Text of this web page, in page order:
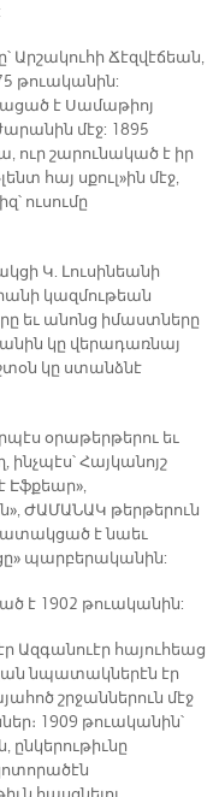
Արշակուհի Ճէզվէճեան,
թուականին:
է Սամաթիոյ
մէջ: 1895
ուր շարունակած է իր
հայ սքուլ»ին մէջ,
ուսումը
Կ. Լուսինեանի
կազմութեան
եւ անոնց իմաստները
կը վերադառնայ
կը ստանձնէ
օրաթերթերու եւ
Հայկանոյշ
Էֆքեար»,
ԺԱՄԱՆԱԿ թերթերուն
է նաեւ
պարբերականին:
է 1902 թուականին:
Ազգանուէր հայուհեաց
նպատակներէն էր
շրջաններուն մէջ
1909 թուականին՝